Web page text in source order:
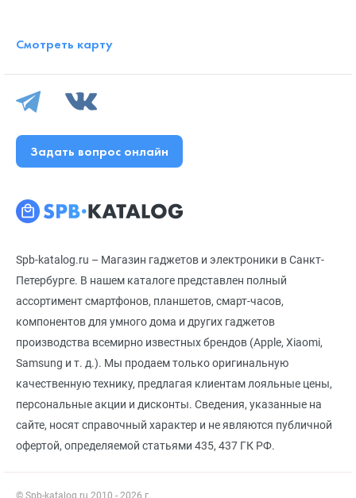
Spb-katalog.ru – Магазин гаджетов и электроники в Санкт-
Петербурге. В нашем каталоге представлен полный
ассортимент смартфонов, планшетов, смарт-часов,
компонентов для умного дома и других гаджетов
производства всемирно известных брендов (Apple, Xiaomi,
Samsung и т. д.). Мы продаем только оригинальную
качественную технику, предлагая клиентам лояльные цены,
персональные акции и дисконты. Сведения, указанные на
сайте, носят справочный характер и не являются публичной
офертой, определяемой статьями 435, 437 ГК РФ.
© Spb-katalog.ru 2010 - 2026 г.
Смотреть карту
Задать вопрос онлайн